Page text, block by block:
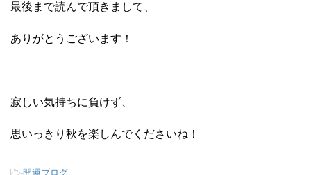
最後まで読んで頂きまして、
ありがとうございます！
寂しい気持ちに負けず、
思いっきり秋を楽しんでくださいね！
-開運ブログ